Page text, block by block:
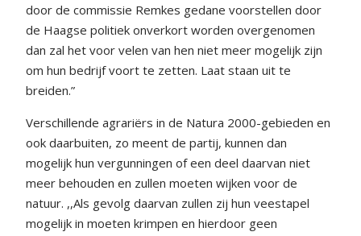
door de commissie Remkes gedane voorstellen door
de Haagse politiek onverkort worden overgenomen
dan zal het voor velen van hen niet meer mogelijk zijn
om hun bedrijf voort te zetten. Laat staan uit te
breiden.”
Verschillende agrariërs in de Natura 2000-gebieden en
ook daarbuiten, zo meent de partij, kunnen dan
mogelijk hun vergunningen of een deel daarvan niet
meer behouden en zullen moeten wijken voor de
natuur. ,,Als gevolg daarvan zullen zij hun veestapel
mogelijk in moeten krimpen en hierdoor geen